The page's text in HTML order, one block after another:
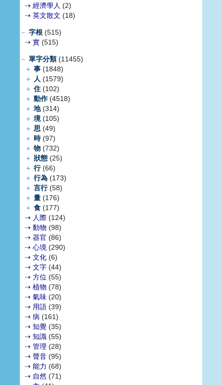
⇢ 經濟學人 (2)
⇢ 英文散文 (18)
－ 字根 (515)
⇢ 實 (515)
－ 單字分類(11455)
＋ 事 (1848)
＋ 人 (1579)
＋ 住 (102)
＋ 動作(4518)
＋ 地(314)
＋ 境(105)
＋ 思 (49)
＋ 時(97)
＋ 物 (732)
＋ 狀態 (25)
＋ 行(66)
＋ 行為 (173)
＋ 言行(58)
＋ 量 (176)
＋ 食 (177)
⇢ 人際 (124)
⇢ 動物 (98)
⇢ 器官 (86)
⇢ 心境 (290)
⇢ 文化 (6)
⇢ 文字 (44)
⇢ 方位 (55)
⇢ 植物 (78)
⇢ 氣味 (20)
⇢ 用語 (39)
⇢ 病 (161)
⇢ 知覺 (35)
⇢ 知識 (55)
⇢ 管理 (28)
⇢ 聲音 (95)
⇢ 能力 (68)
⇢ 自然 (71)